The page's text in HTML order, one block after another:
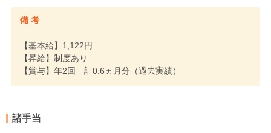
備 考
【基本給】1,122円
【昇給】制度あり
【賞与】年2回 計0.6ヵ月分（過去実績）
諸手当